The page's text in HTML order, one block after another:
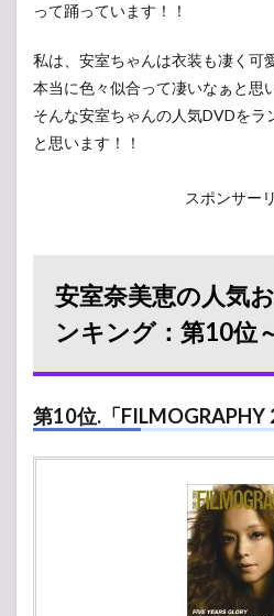
って踊っています！！
私は、安室ちゃんは衣装も凄く可
本当に色々似合って凄いなぁと思
そんな安室ちゃんの人気DVDをラ
と思います！！
スポンサー
安室奈美恵の人気
ンキング：第10位
第10位.「FILMOGRAPHY